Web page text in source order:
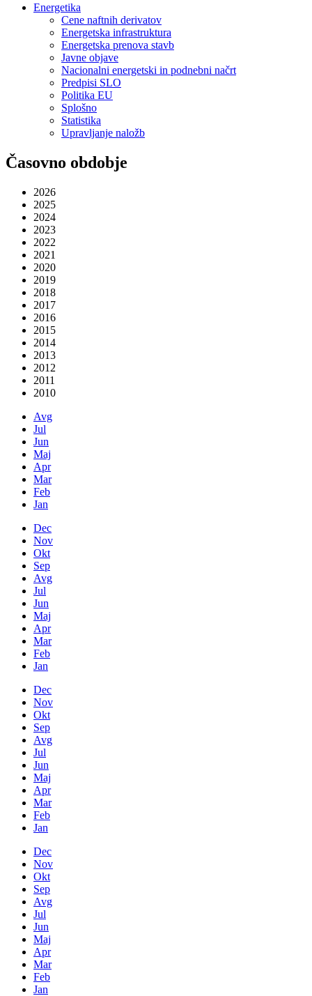
Energetika
Cene naftnih derivatov
Energetska infrastruktura
Energetska prenova stavb
Javne objave
Nacionalni energetski in podnebni načrt
Predpisi SLO
Politika EU
Splošno
Statistika
Upravljanje naložb
Časovno obdobje
2026
2025
2024
2023
2022
2021
2020
2019
2018
2017
2016
2015
2014
2013
2012
2011
2010
Avg
Jul
Jun
Maj
Apr
Mar
Feb
Jan
Dec
Nov
Okt
Sep
Avg
Jul
Jun
Maj
Apr
Mar
Feb
Jan
Dec
Nov
Okt
Sep
Avg
Jul
Jun
Maj
Apr
Mar
Feb
Jan
Dec
Nov
Okt
Sep
Avg
Jul
Jun
Maj
Apr
Mar
Feb
Jan